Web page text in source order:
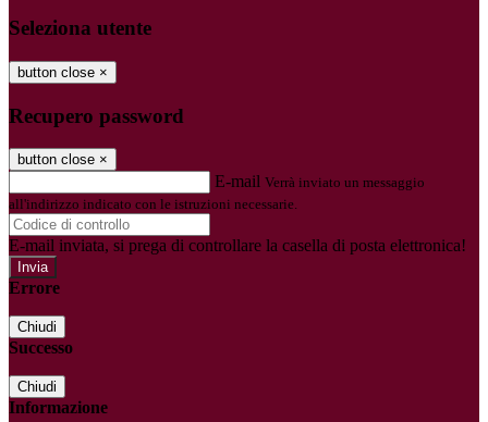
Seleziona utente
button close ×
Recupero password
button close ×
E-mail Verrà inviato un messaggio
all'indirizzo indicato con le istruzioni necessarie.
E-mail inviata, si prega di controllare la casella di posta elettronica!
Errore
Chiudi
Successo
Chiudi
Informazione